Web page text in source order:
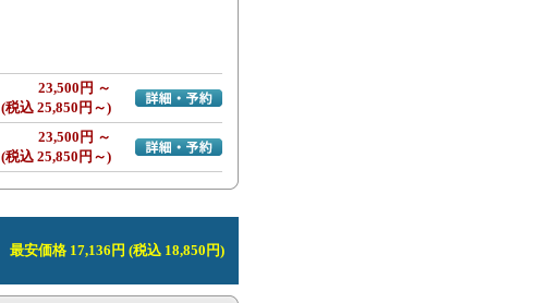
23,500円 ～
(税込 25,850円～)
詳細・予約へ
23,500円 ～
(税込 25,850円～)
詳細・予約へ
最安価格 17,136円 (税込 18,850円)